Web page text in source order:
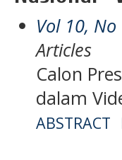
Vol 10,
Articles
Calon
dalam
ABSTRACT